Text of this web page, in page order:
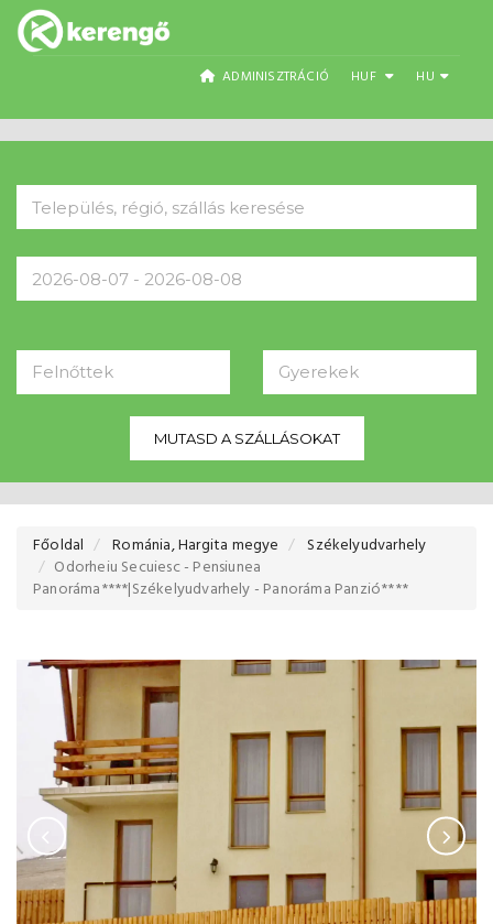
ADMINISZTRÁCIÓ HUF HU
Felnőttek Gyerekek
MUTASD A SZÁLLÁSOKAT
Főoldal Románia, Hargita megye
Székelyudvarhely
Odorheiu Secuiesc - Pensiunea
Panoráma****|Székelyudvarhely - Panoráma Panzió****